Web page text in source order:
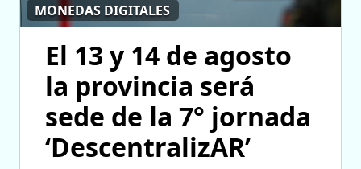
MONEDAS DIGITALES
El 13 y 14 de agosto
la provincia será
sede de la 7° jornada
‘DescentralizAR’